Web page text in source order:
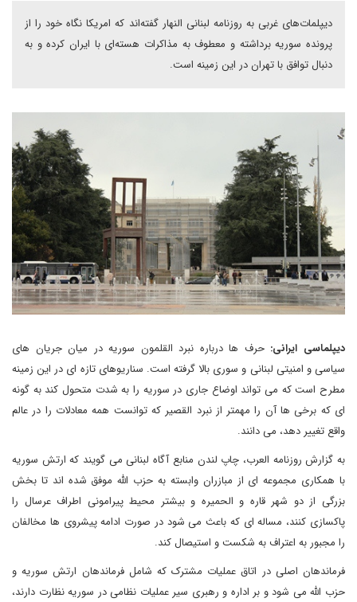
دیپلمات‌های غربی به روزنامه لبنانی النهار گفته‌اند که امریکا نگاه خود را از
پرونده سوریه برداشته و معطوف به مذاکرات هسته‌ای با ایران کرده و به
دنبال توافق با تهران در این زمینه است.
دیپلماسی ایرانی:حرف ها درباره نبرد القلمون سوریه در میان جریان های
سیاسی و امنیتی لبنانی و سوری بالا گرفته است. سناریوهای تازه ای در این زمینه
مطرح است که می تواند اوضاع جاری در سوریه را به شدت متحول کند به گونه
ای که برخی ها آن را مهمتر از نبرد القصیر که توانست همه معادلات را در عالم
واقع تغییر دهد، می دانند.
به گزارش روزنامه العرب، چاپ لندن منابع آگاه لبنانی می گویند که ارتش سوریه
با همکاری مجموعه ای از مبازران وابسته به حزب الله موفق شده اند تا بخش
بزرگی از دو شهر قاره و الحمیره و بیشتر محیط پیرامونی اطراف عرسال را
پاکسازی کنند، مساله ای که باعث می شود در صورت ادامه پیشروی ها مخالفان
را مجبور به اعتراف به شکست و استیصال کند.
فرماندهان اصلی در اتاق عملیات مشترک که شامل فرماندهان ارتش سوریه و
حزب الله می شود و بر اداره و رهبری سیر عملیات نظامی در سوریه نظارت دارند،